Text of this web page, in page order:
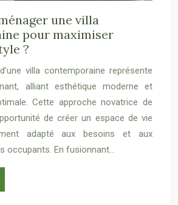
une villa
pour maximiser
?
villa contemporaine représente
alliant esthétique moderne et
Cette approche novatrice de
de créer un espace de vie
adapté aux besoins et aux
occupants. En fusionnant…